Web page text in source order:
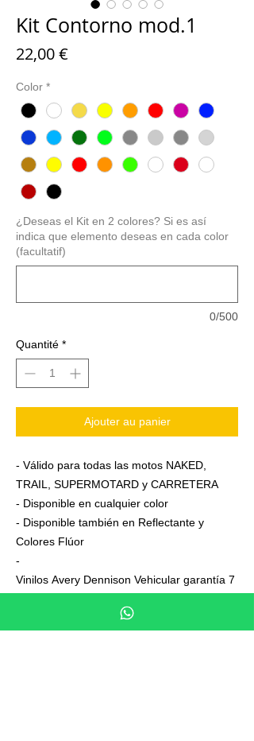
Kit Contorno mod.1
22,00 €
Color *
¿Deseas el Kit en 2 colores? Si es así
indica que elemento deseas en cada color
(facultatif)
0/500
Quantité *
Ajouter au panier
- Válido para todas las motos NAKED,
TRAIL, SUPERMOTARD y CARRETERA
- Disponible en cualquier color
- Disponible también en Reflectante y
Colores Flúor
-
Vinilos Avery Dennison Vehicular garantía 7
- Junto a su pedido se adjuntan unas